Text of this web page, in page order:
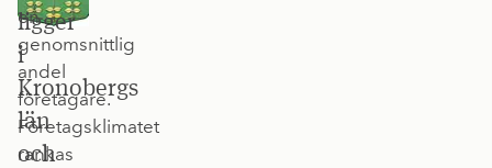
ligger
i
Kronobergs
län
och
en
genomsnittlig
andel
företagare.
Företagsklimatet
rankas